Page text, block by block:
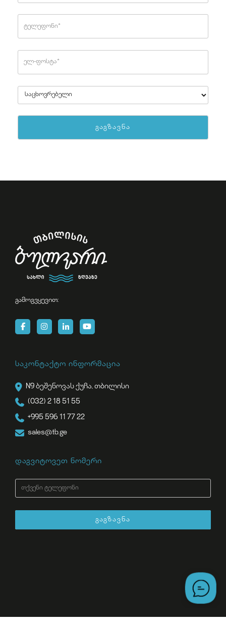
გამოგვყევით:
საკონტაქტო ინფორმაცია
N9 ბეშენოვას ქუჩა, თბილისი
(032) 2 18 51 55
+995 596 11 77 22
sales@tb.ge
დაგვიტოვეთ ნომერი